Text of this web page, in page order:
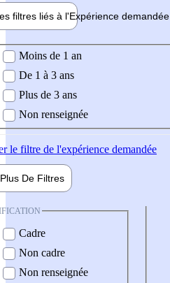
filtres liés à l'Expérience demandée
demandée
Moins de 1 an
De 1 à 3 ans
Plus de 3 ans
Non renseignée
le filtre de l'expérience demandée
Plus De Filtres
Cadre
Non cadre
Non renseignée